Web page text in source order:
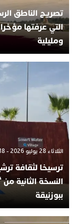
تصريح الناطق
التي عرفتها
ومليلية
الثلاثاء 28 يوليو 2026 - 23:18
ترسيخا لثقافة
النسخة الثانية
ببوزنيقة